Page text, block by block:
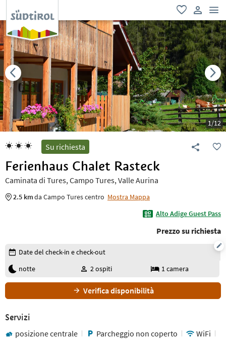
favoriti
user link
1/12
Su richiesta
Ferienhaus Chalet Rasteck
Caminata di Tures, Campo Tures, Valle Aurina
2.5 kmda Campo Tures centro Mostra Mappa
Alto Adige Guest Pass
Prezzo su richiesta
Modifica i dettagli della prenotazione
Date del check-in e check-out
notte
2 ospiti 1 camera
Verifica disponibilità
Servizi
posizione centrale Parcheggio non coperto
WiFi